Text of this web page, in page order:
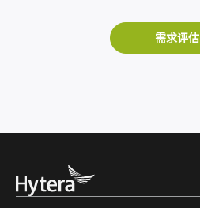
需求评估